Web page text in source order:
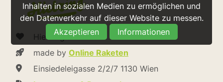
Inhalten in sozialen Medien zu ermöglichen und
den Datenverkehr auf dieser Website zu messen.
Akzeptieren
Informationen
Hietzing.at
made by Online Raketen
Einsiedeleigasse 2/2/7 1130 Wien